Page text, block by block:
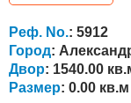
Участок
варианты застройки. Подходит для
строительства,
Реф. No.: 5912
Город:
Двор: 1540.00
Размер: 0.00 кв.м